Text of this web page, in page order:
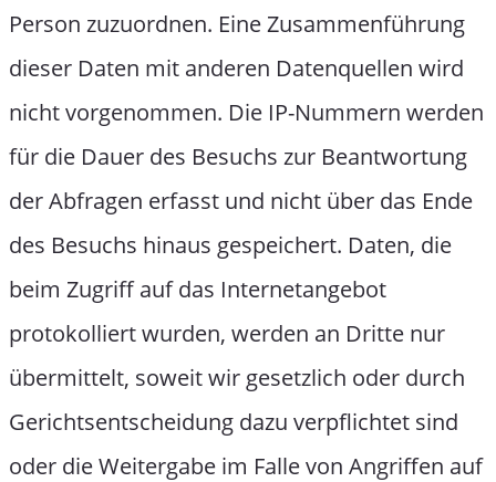
Person zuzuordnen. Eine Zusammenführung
dieser Daten mit anderen Datenquellen wird
nicht vorgenommen. Die IP-Nummern werden
für die Dauer des Besuchs zur Beantwortung
der Abfragen erfasst und nicht über das Ende
des Besuchs hinaus gespeichert. Daten, die
beim Zugriff auf das Internetangebot
protokolliert wurden, werden an Dritte nur
übermittelt, soweit wir gesetzlich oder durch
Gerichtsentscheidung dazu verpflichtet sind
oder die Weitergabe im Falle von Angriffen auf